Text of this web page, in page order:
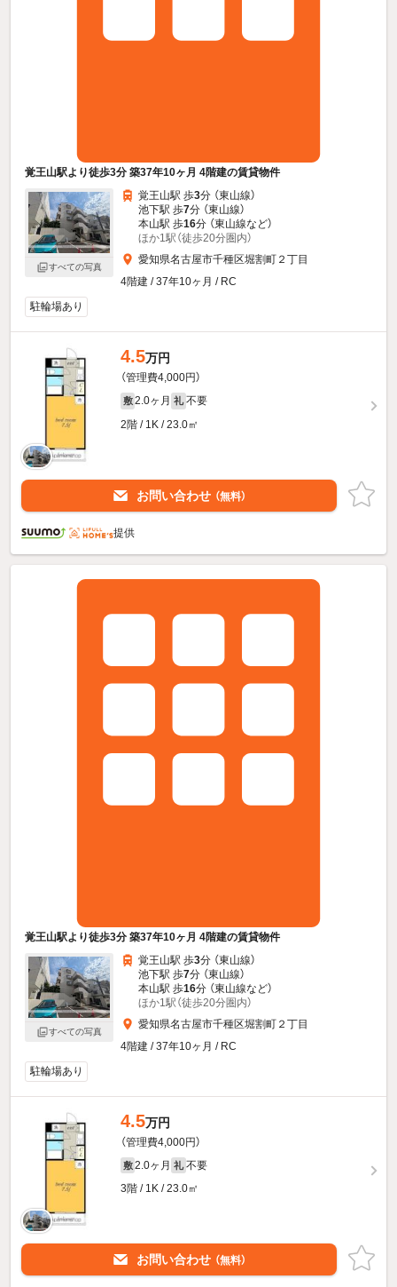
覚王山駅より徒歩3分 築37年10ヶ月 4階建の賃貸物件
すべての写真
覚王山駅 歩3分 （東山線）
池下駅 歩7分 （東山線）
本山駅 歩16分 （東山線など）
ほか1駅（徒歩20分圏内）
愛知県名古屋市千種区堀割町２丁目
4階建 / 37年10ヶ月 / RC
駐輪場あり
4.5万円
（管理費4,000円）
敷 2.0ヶ月 礼 不要
2階 / 1K / 23.0㎡
お問い合わせ （無料）
提供
覚王山駅より徒歩3分 築37年10ヶ月 4階建の賃貸物件
すべての写真
覚王山駅 歩3分 （東山線）
池下駅 歩7分 （東山線）
本山駅 歩16分 （東山線など）
ほか1駅（徒歩20分圏内）
愛知県名古屋市千種区堀割町２丁目
4階建 / 37年10ヶ月 / RC
駐輪場あり
4.5万円
（管理費4,000円）
敷 2.0ヶ月 礼 不要
3階 / 1K / 23.0㎡
お問い合わせ （無料）